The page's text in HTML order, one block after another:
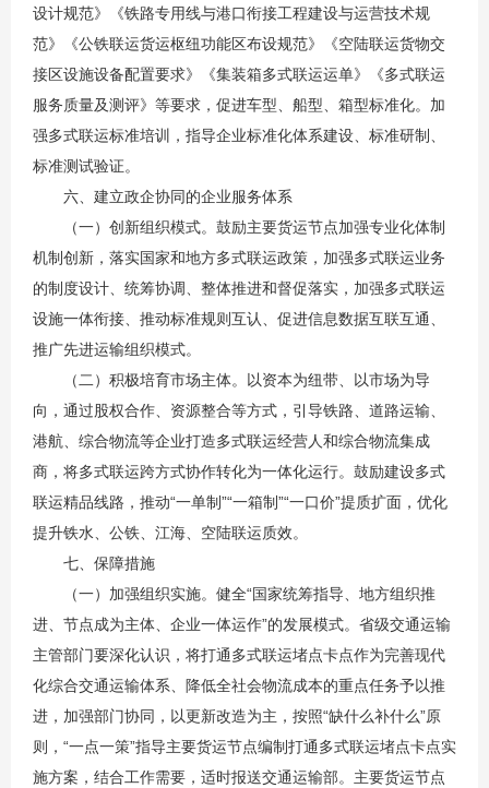
设计规范》《铁路专用线与港口衔接工程建设与运营技术规
范》《公铁联运货运枢纽功能区布设规范》《空陆联运货物交
接区设施设备配置要求》《集装箱多式联运运单》《多式联运
服务质量及测评》等要求，促进车型、船型、箱型标准化。加
强多式联运标准培训，指导企业标准化体系建设、标准研制、
标准测试验证。
六、建立政企协同的企业服务体系
（一）创新组织模式。鼓励主要货运节点加强专业化体制
机制创新，落实国家和地方多式联运政策，加强多式联运业务
的制度设计、统筹协调、整体推进和督促落实，加强多式联运
设施一体衔接、推动标准规则互认、促进信息数据互联互通、
推广先进运输组织模式。
（二）积极培育市场主体。以资本为纽带、以市场为导
向，通过股权合作、资源整合等方式，引导铁路、道路运输、
港航、综合物流等企业打造多式联运经营人和综合物流集成
商，将多式联运跨方式协作转化为一体化运行。鼓励建设多式
联运精品线路，推动“一单制”“一箱制”“一口价”提质扩面，优化
提升铁水、公铁、江海、空陆联运质效。
七、保障措施
（一）加强组织实施。健全“国家统筹指导、地方组织推
进、节点成为主体、企业一体运作”的发展模式。省级交通运输
主管部门要深化认识，将打通多式联运堵点卡点作为完善现代
化综合交通运输体系、降低全社会物流成本的重点任务予以推
进，加强部门协同，以更新改造为主，按照“缺什么补什么”原
则，“一点一策”指导主要货运节点编制打通多式联运堵点卡点实
施方案，结合工作需要，适时报送交通运输部。主要货运节点